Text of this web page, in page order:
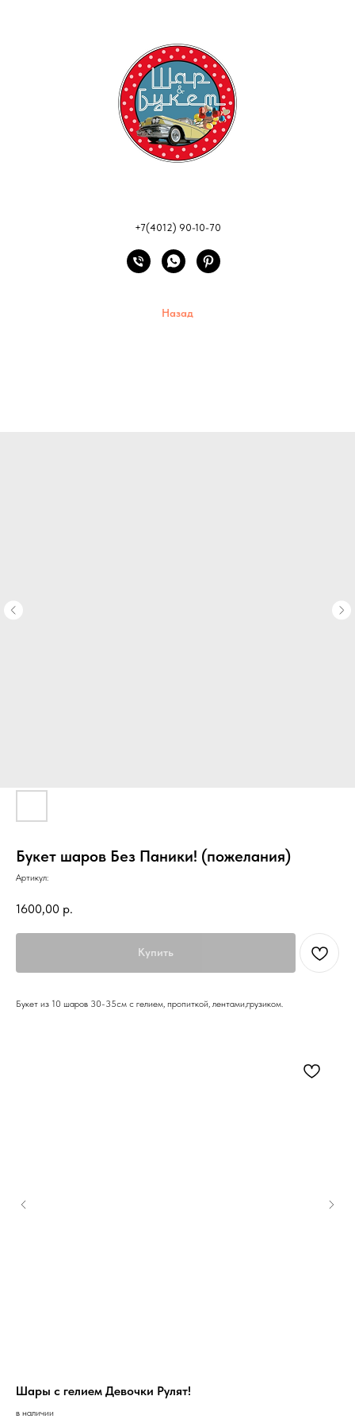
+7(4012) 90-10-70
Назад
Букет шаров Без Паники! (пожелания)
Артикул:
1600,00 р.
Купить
Букет из 10 шаров 30-35см с гелием, пропиткой, лентами,грузиком.
Шары с гелием Девочки Рулят!
в наличии